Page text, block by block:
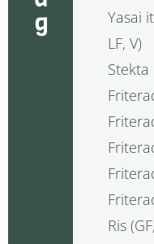
Yasai
LF, V)
Stekta
Ris